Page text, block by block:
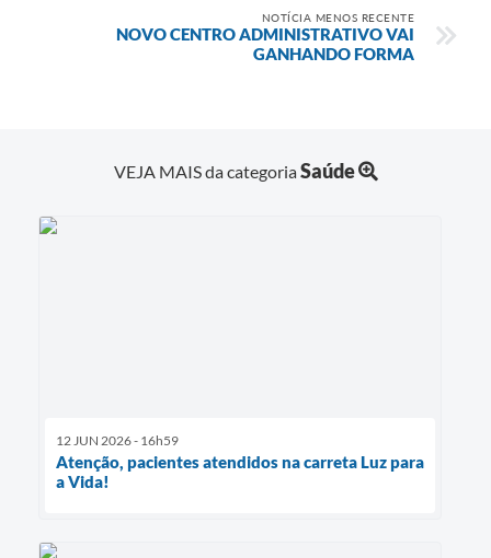
NOTÍCIA MENOS RECENTE
NOVO CENTRO ADMINISTRATIVO VAI
GANHANDO FORMA
VEJA MAIS da categoriaSaúde
12 JUN 2026 - 16h59
Atenção, pacientes atendidos na carreta Luz para
a Vida!